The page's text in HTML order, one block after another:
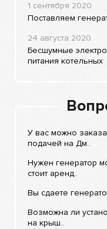
1 сентября 2020
Поставляем
24 августа 2020
Бесшумные
питания котельных
У вас можно
подачей на Дм..
Нужен генератор
стоит аренд..
Вы сдаете
Возможна ли
на крыш..